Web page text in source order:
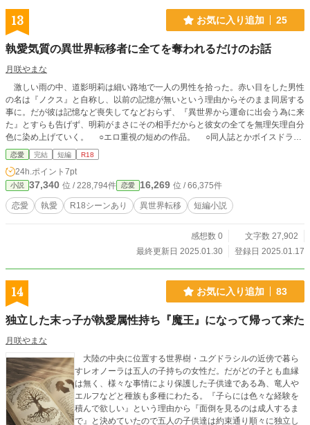
13 お気に入り追加 25
執愛気質の異世界転移者に全てを奪われるだけのお話
月咲やまな
激しい雨の中、道影明莉は細い路地で一人の男性を拾った。赤い目をした男性
の名は『ノクス』と自称し、以前の記憶が無いという理由からそのまま同居する
事に。だが彼は記憶など喪失してなどおらず、『異世界から運命に出会う為に来
た』とすらも告げず、明莉がまさにその相手だからと彼女の全てを無理矢理自分
色に染め上げていく。 ○エロ重視の短めの作品。 ○同人誌とかボイスドラマ
みたいな雰囲気かと。 ○『執愛気質の男性に全てを奪われるだけのお話』など
と同系のタイトルですが関連はありません。ノリは同じですけど。
恋愛 完結 短編 R18
24h.ポイント 7pt
小説 37,340 位 / 228,794件 恋愛 16,269 位 / 66,375件
恋愛 執愛 R18シーンあり 異世界転移 短編小説
感想数 0
文字数 27,902
最終更新日 2025.01.30
登録日 2025.01.17
14 お気に入り追加 83
独立した末っ子が執愛属性持ち『魔王』になって帰って来た
月咲やまな
大陸の中央に位置する世界樹・ユグドラシルの近傍で暮ら
すレオノーラは五人の子持ちの女性だ。だがどの子とも血縁
は無く、様々な事情により保護した子供達である為、竜人や
エルフなどと種族も多種にわたる。『子らには色々な経験を
積んで欲しい』という理由から『面倒を見るのは成人するま
で』と決めていたので五人の子供達は約束通り順々に独立し